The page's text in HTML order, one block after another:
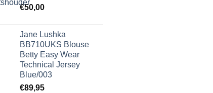
€50,00
Jane Lushka
BB710UKS Blouse
Betty Easy Wear
Technical Jersey
Blue/003
€89,95